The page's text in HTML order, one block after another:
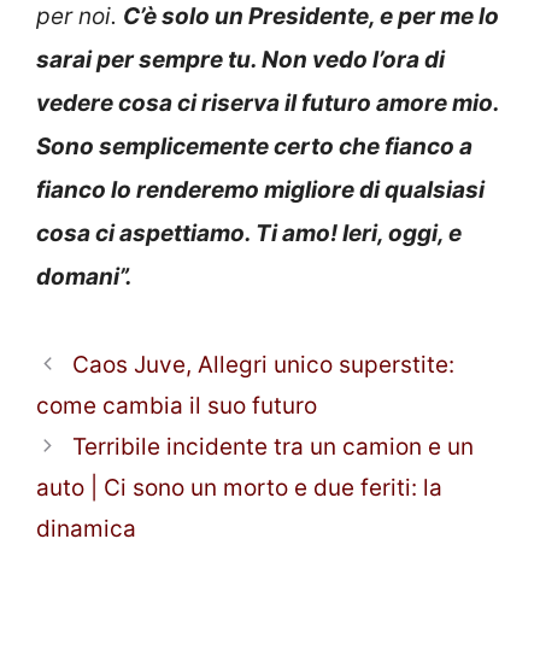
per noi. C’è solo un Presidente, e per me lo
sarai per sempre tu. Non vedo l’ora di
vedere cosa ci riserva il futuro amore mio.
Sono semplicemente certo che fianco a
fianco lo renderemo migliore di qualsiasi
cosa ci aspettiamo. Ti amo! Ieri, oggi, e
domani”.
Caos Juve, Allegri unico superstite:
come cambia il suo futuro
Terribile incidente tra un camion e un
auto | Ci sono un morto e due feriti: la
dinamica